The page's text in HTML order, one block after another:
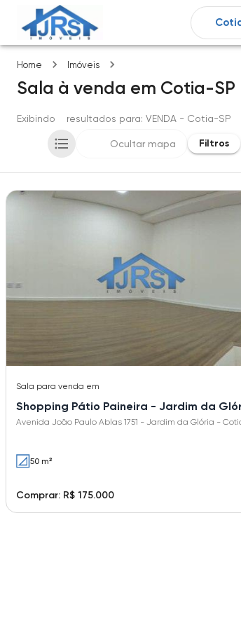
Home Imóveis
Sala à venda em Cotia-SP
Exibindo resultados para: VENDA - Cotia-SP
Ocultar mapa Filtros
Sala para venda em
Shopping Pátio Paineira - Jardim da
Avenida João Paulo Ablas 1751 - Jardim da Glória -
50 m²
Comprar: R$ 175.000